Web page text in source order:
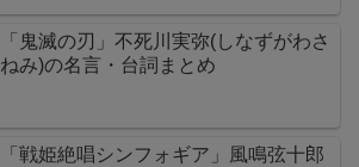
「鬼滅の刃」不死川実弥(しなずがわさ
ねみ)の名言・台詞まとめ
「戦姫絶唱シンフォギア」風鳴弦十郎